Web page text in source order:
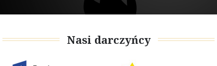
Nasi darczyńcy